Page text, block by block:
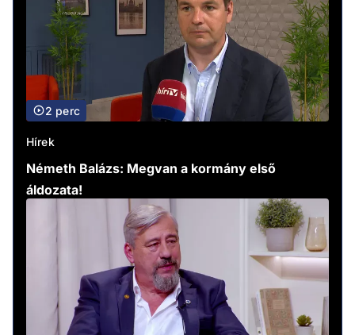
2 perc
Hírek
Németh Balázs: Megvan a kormány első
áldozata!